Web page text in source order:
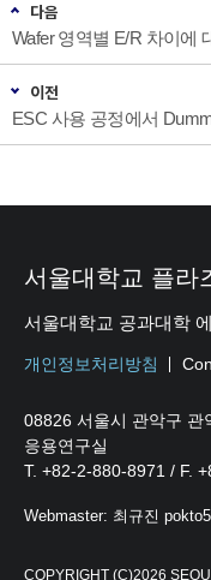
다음
Wafer 영역별 E/R 차이에
이전
서울대학교 플라
서울대학교 공과대학
개인정보처리방침
08826 서울시 관악구 관
응용연구실
T. +82-2-880-8971 / F.
Webmaster: 최규진
COPYRIGHT (C)2026